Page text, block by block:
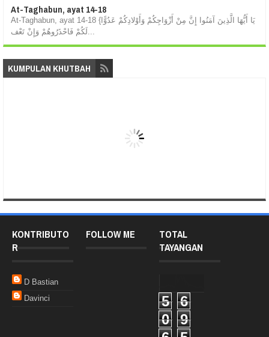
At-Taghabun, ayat 14-18
At-Taghabun, ayat 14-18 {يَا أَيُّهَا الَّذِينَ آمَنُوا إِنَّ مِنْ أَزْوَاجِكُمْ وَأَوْلادِكُمْ عَدُوًّا
KUMPULAN KHUTBAH
KONTRIBUTO
R
D Bastian
Davinci
FOLLOW ME
TOTAL
TAYANGAN
5
6
0
9